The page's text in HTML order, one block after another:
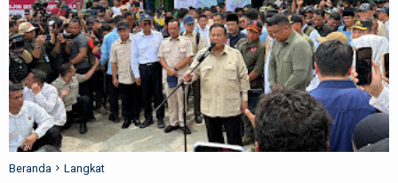
Beranda Langkat
ACEH
BISNIS
EDUKASI
ADVETORIAL